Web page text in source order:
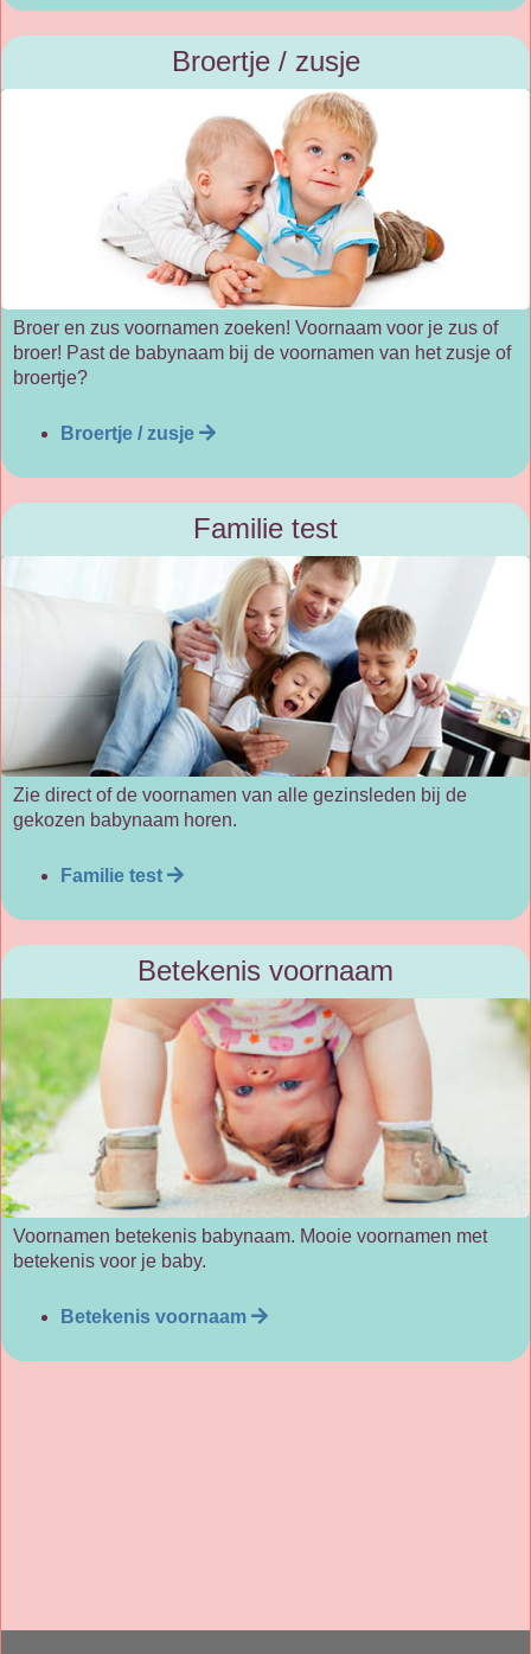
Broertje / zusje
Broer en zus voornamen zoeken! Voornaam voor je zus of
broer! Past de babynaam bij de voornamen van het zusje of
broertje?
Broertje / zusje
Familie test
Zie direct of de voornamen van alle gezinsleden bij de
gekozen babynaam horen.
Familie test
Betekenis voornaam
Voornamen betekenis babynaam. Mooie voornamen met
betekenis voor je baby.
Betekenis voornaam